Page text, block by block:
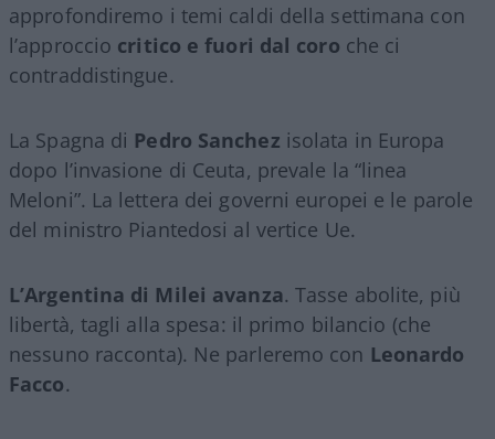
approfondiremo i temi caldi della settimana con
l’approccio critico e fuori dal coro che ci
contraddistingue.
La Spagna di Pedro Sanchez isolata in Europa
dopo l’invasione di Ceuta, prevale la “linea
Meloni”. La lettera dei governi europei e le parole
del ministro Piantedosi al vertice Ue.
L’Argentina di Milei avanza. Tasse abolite, più
libertà, tagli alla spesa: il primo bilancio (che
nessuno racconta). Ne parleremo con Leonardo
Facco.